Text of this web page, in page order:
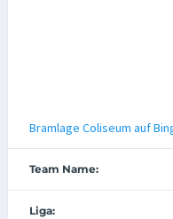
Bramlage Coliseum auf
Team Name:
Liga: